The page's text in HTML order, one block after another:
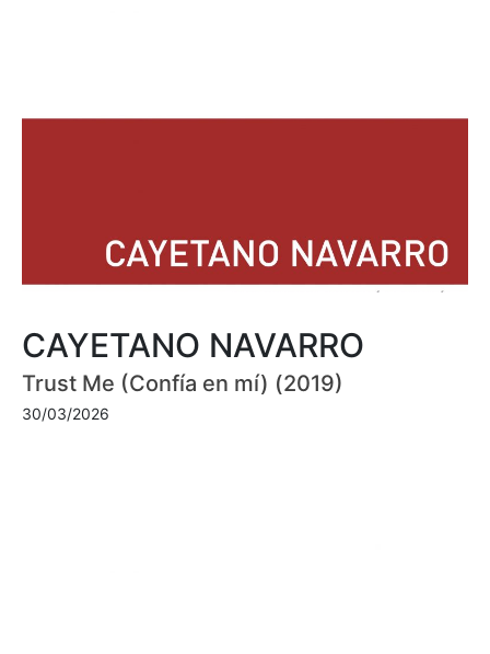
CAYETANO NAVARRO
Trust Me (Confía en mí) (2019)
30/03/2026